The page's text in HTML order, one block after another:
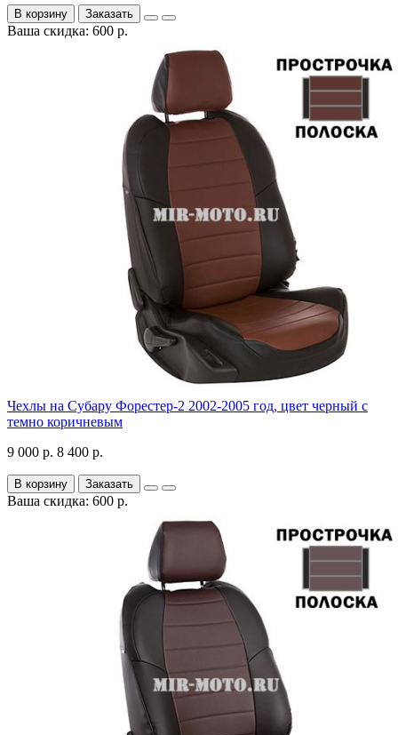
В корзину Заказать
Ваша скидка: 600 р.
Чехлы на Субару Форестер-2 2002-2005 год, цвет черный с
темно коричневым
9 000 р. 8 400 р.
В корзину Заказать
Ваша скидка: 600 р.